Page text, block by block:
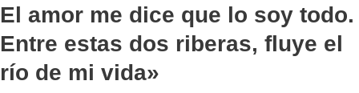
El amor me dice que lo soy todo.
Entre estas dos riberas, fluye el
río de mi vida»